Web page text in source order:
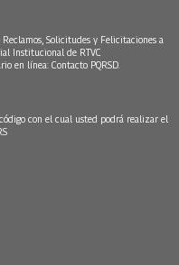
Solicitudes y Felicitaciones a
Institucional de RTVC
en línea: Contacto PQRSD.
con el cual usted podrá realizar el